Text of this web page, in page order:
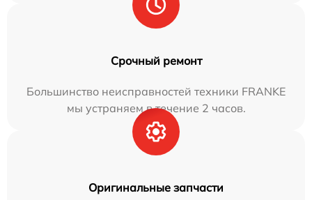
Срочный ремонт
Большинство неисправностей техники FRANKE
мы устраняем в течение 2 часов.
Оригинальные запчасти